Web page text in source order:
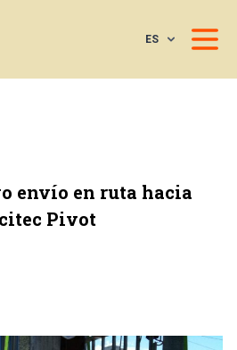
ES
envío en ruta hacia
Pivot